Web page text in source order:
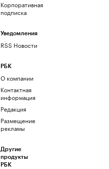
Корпоративная
подписка
Уведомления
RSS Новости
РБК
О компании
Контактная
информация
Редакция
Размещение
рекламы
Другие
продукты
РБК